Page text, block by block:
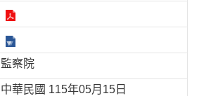
監察院
中華民國 115年05月15日